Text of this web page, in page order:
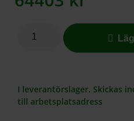
I leverantörslager. Skickas
till arbetsplatsadress